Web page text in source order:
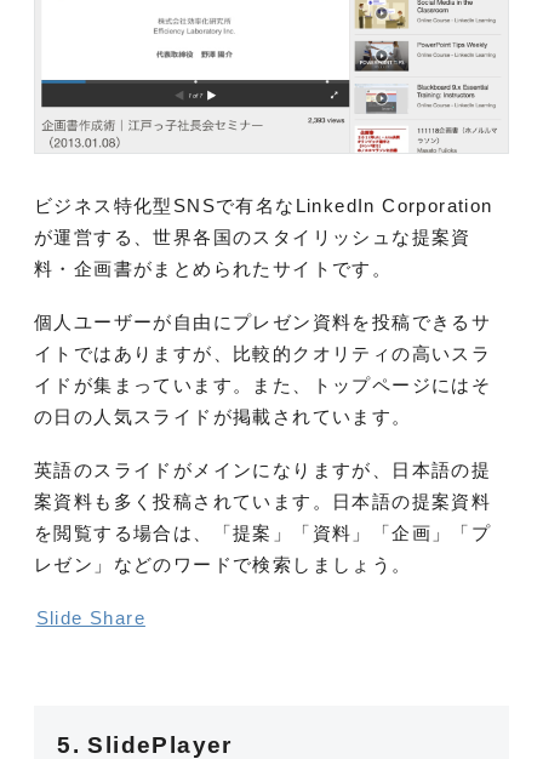
ビジネス特化型SNSで有名なLinkedIn Corporation
が運営する、世界各国のスタイリッシュな提案資
料・企画書がまとめられたサイトです。
個人ユーザーが自由にプレゼン資料を投稿できるサ
イトではありますが、比較的クオリティの高いスラ
イドが集まっています。また、トップページにはそ
の日の人気スライドが掲載されています。
英語のスライドがメインになりますが、日本語の提
案資料も多く投稿されています。日本語の提案資料
を閲覧する場合は、「提案」「資料」「企画」「プ
レゼン」などのワードで検索しましょう。
Slide Share
5. SlidePlayer